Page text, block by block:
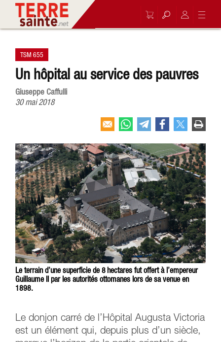
TSM 655
Un hôpital au service des pauvres
Giuseppe Caffulli
30 mai 2018
Le terrain d’une superficie de 8 hectares fut offert à l’empereur
Guillaume II par les autorités ottomanes lors de sa venue en
1898.
Le donjon carré de l’Hôpital Augusta Victoria
est un élément qui, depuis plus d’un siècle,